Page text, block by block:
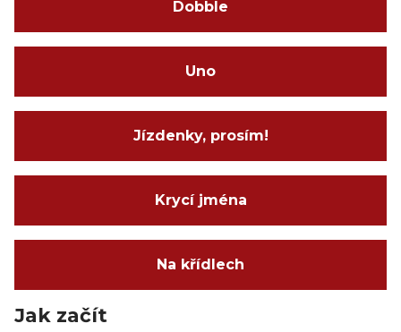
Dobble
Uno
Jízdenky, prosím!
Krycí jména
Na křídlech
Jak začít